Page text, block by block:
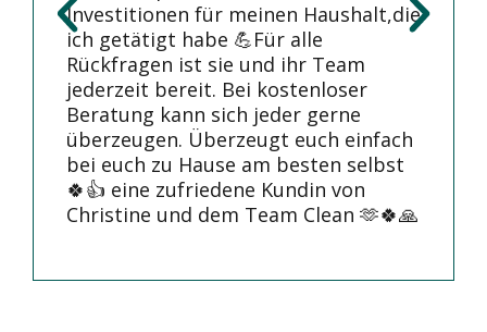
Investitionen für meinen Haushalt,die
ich getätigt habe 💪Für alle
Rückfragen ist sie und ihr Team
jederzeit bereit. Bei kostenloser
Beratung kann sich jeder gerne
überzeugen. Überzeugt euch einfach
bei euch zu Hause am besten selbst
🍀👍 eine zufriedene Kundin von
Christine und dem Team Clean 🫶🍀🙏